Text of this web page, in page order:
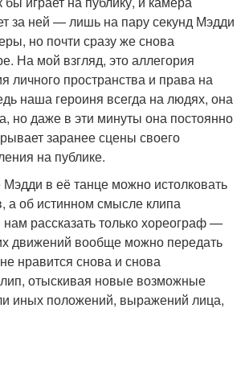
за ней — лишь на пару секунд Мэдди
но почти сразу же снова
На мой взгляд, это аллегория
личного пространства и права на
наша героиня всегда на людях, она
но даже в эти минуты она постоянно
заранее сцены своего
на публике.
в её танце можно истолковать
а об истинном смысле клипа
рассказать только хореограф —
движений вообще можно передать
нравится снова и снова
отыскивая новые возможные
иных положений, выражений лица,